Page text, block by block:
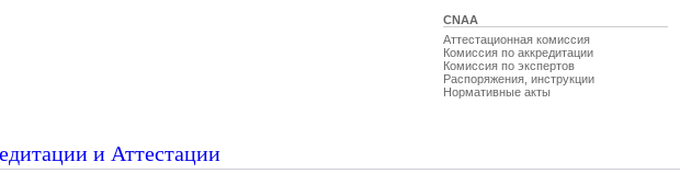
CNAA
Аттестационная комиссия
Комиссия по аккредитации
Комиссия по экспертов
Распоряжения, инструкции
Нормативные акты
и Аттестации